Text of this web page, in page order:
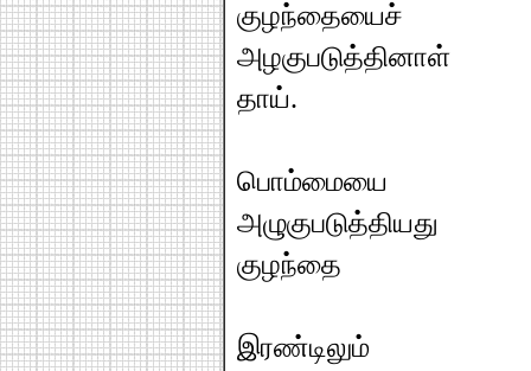
குழந்தையைச்
அழகுபடுத்தினாள்
தாய்.
பொம்மையை
அழுகுபடுத்தியது
குழந்தை
இரண்டிலும்